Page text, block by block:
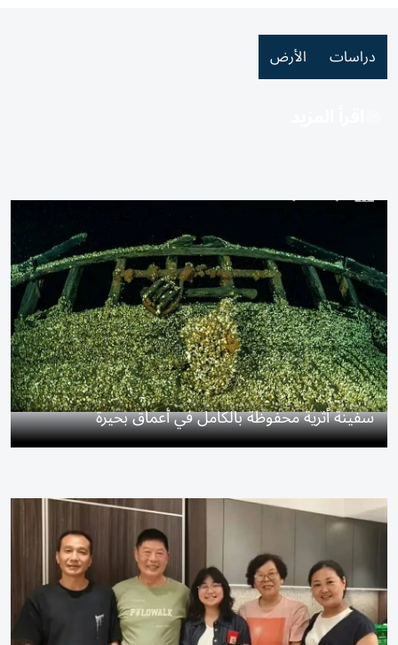
دراسات الأرض
سفينة أثرية محفوظة بالكامل في أعماق بحيرة